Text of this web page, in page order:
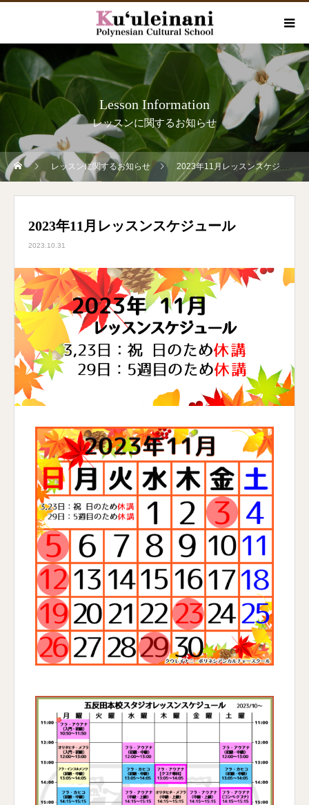
Lesson Information
レッスンに関するお知らせ
レッスンに関するお知らせ 2023年11月レッスンスケジュール
2023年11月レッスンスケジュール
2023.10.31